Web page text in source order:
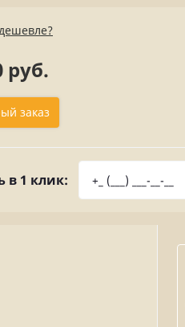
руб.
заказ
в 1 клик: